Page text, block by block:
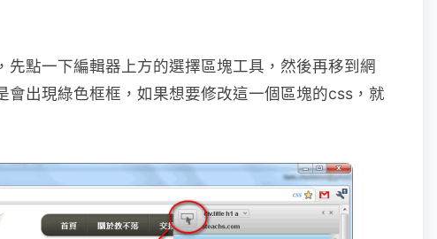
先點一下編輯器上方的選擇區塊工具，然後再移到網
會出現綠色框框，如果想要修改這一個區塊的css，就